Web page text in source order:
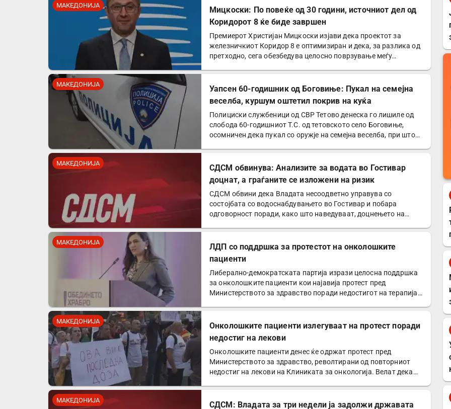
МАКЕДОНИЈА
Мицкоски: По повеќе од 30 години, источниот дел од
Коридорот 8 ќе биде завршен
Премиерот Христијан Мицкоски изјави дека проектот за
железничкиот Коридор 8 е оптимизиран и дека, за разлика од
претходно, сега обезбедува целосно поврзување меѓу…
МАКЕДОНИЈА
Уапсен 60-годишник од Боговиње: Пукал на семејна
веселба, куршум оштетил покрив на куќа
Полициски службеници од СВР Тетово денеска го лишиле од
слобода 60-годишниот Т.С. од тетовското село Боговиње,
осомничен дека пукал со оружје на семејна веселба, при што…
МАКЕДОНИЈА
СДСМ обвинува: Анализите за водата во Гостивар
доцнат, а граѓаните се изложени на ризик
СДСМ обвини дека Владата несоодветно управува со
состојбата со водоснабдувањето во Гостивар и побара
одговорност поради, како што наведуваат, доцнењето на
МАКЕДОНИЈА
ЛДП со поддршка за протестот на онколошките
пациенти
Либерално-демократската партија изрази целосна поддршка
за онколошките пациенти кои најавија протест пред
Министерството за здравство поради недостигот на терапија.
МАКЕДОНИЈА
Онколошките пациенти излегуваат на протест поради
недостиг на лекови
Онколошките пациенти денес ќе одржат протест пред
Министерството за здравство, револтирани од повторниот
недостиг на лекови на Клиниката за онкологија. Велат дека
МАКЕДОНИЈА СДСМ: Владата за три недели ја задолжи државата